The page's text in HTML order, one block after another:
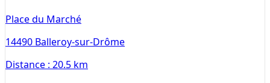
Place du Marché
14490 Balleroy-sur-Drôme
Distance : 20.5 km